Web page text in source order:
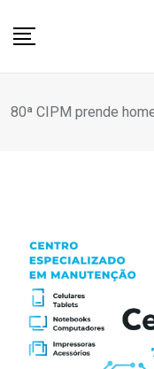
80ª CIPM prende